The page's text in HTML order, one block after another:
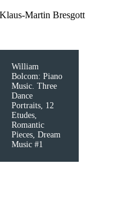
Klaus-Martin Bresgott
William
Bolcom: Piano
Music. Three
Dance
Portraits, 12
Etudes,
Romantic
Pieces, Dream
Music #1